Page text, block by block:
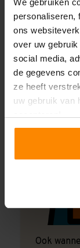
We gebruiken
personaliseren,
ons
over uw
social media,
de gegevens
ze heeft
uw gebruik van
Ook